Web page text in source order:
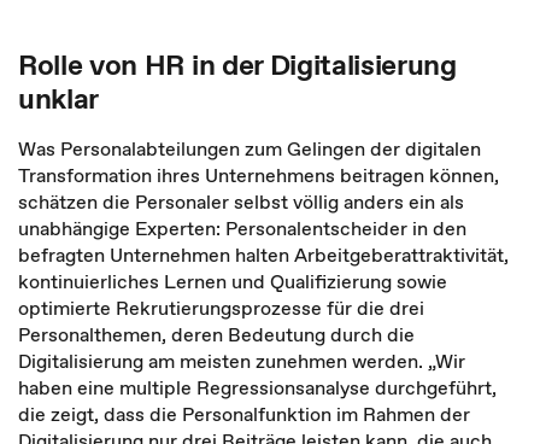
Rolle von HR in der Digitalisierung
unklar
Was Personalabteilungen zum Gelingen der digitalen
Transformation ihres Unternehmens beitragen können,
schätzen die Personaler selbst völlig anders ein als
unabhängige Experten: Personalentscheider in den
befragten Unternehmen halten Arbeitgeberattraktivität,
kontinuierliches Lernen und Qualifizierung sowie
optimierte Rekrutierungsprozesse für die drei
Personalthemen, deren Bedeutung durch die
Digitalisierung am meisten zunehmen werden. „Wir
haben eine multiple Regressionsanalyse durchgeführt,
die zeigt, dass die Personalfunktion im Rahmen der